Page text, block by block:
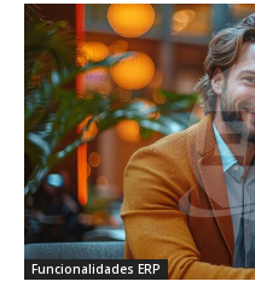
Funcionalidades ERP